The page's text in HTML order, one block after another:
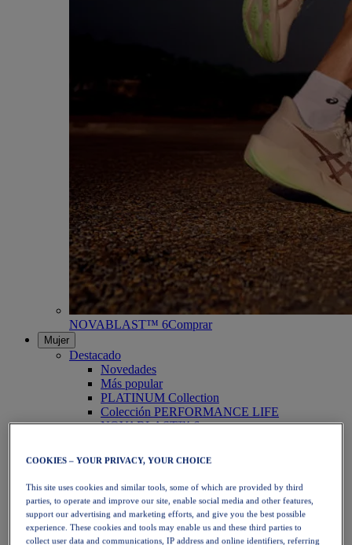
NOVABLAST™ 6Comprar
Mujer
Destacado
Novedades
Más popular
PLATINUM Collection
Colección PERFORMANCE LIFE
NOVABLAST™ 6
Running
Trail Running
Tenis
Voleibol
Balonmano
Pádel
Netball
COOKIES – YOUR PRIVACY, YOUR CHOICE
This site uses cookies and similar tools, some of which are provided by third
parties, to operate and improve our site, enable social media and other features,
support our advertising and marketing efforts, and give you the best possible
experience. These cookies and tools may enable us and these third parties to
collect user data and communications, IP address and online identifiers, referring